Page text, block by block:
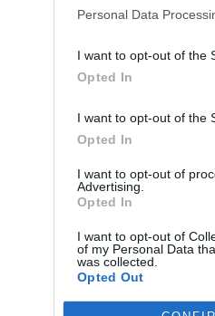
Personal Data
I want to opt-out of the
Opted In
I want to opt-out of the
Opted In
I want to opt-out of
Advertising.
Opted In
I want to opt-out of
of my Personal Data
was collected.
Opted Out